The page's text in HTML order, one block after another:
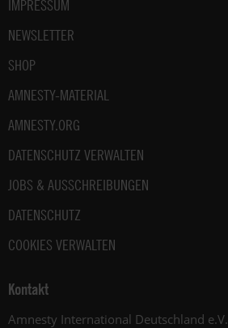
IMPRESSUM
NEWSLETTER
SHOP
AMNESTY-MATERIAL
AMNESTY.ORG
DATENSCHUTZ VERWALTEN
JOBS & AUSSCHREIBUNGEN
DATENSCHUTZ
COOKIES VERWALTEN
Kontakt
Amnesty International Deutschland e.V.